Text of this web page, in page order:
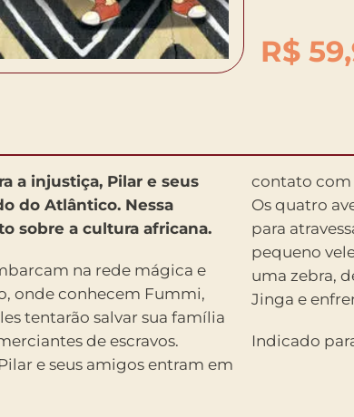
R$
a injustiça, Pilar e seus
do Atlântico. Nessa
sobre a cultura africana.
na rede mágica e
onde conhecem Fummi,
tentarão salvar sua família
de escravos.
e seus amigos entram em
contato com
Os quatro
para
pequeno
uma zebra,
Jinga e
Indicado